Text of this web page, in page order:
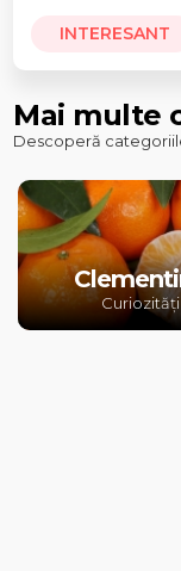
INTERESANT
Mai multe
Descoperă
Curiozități